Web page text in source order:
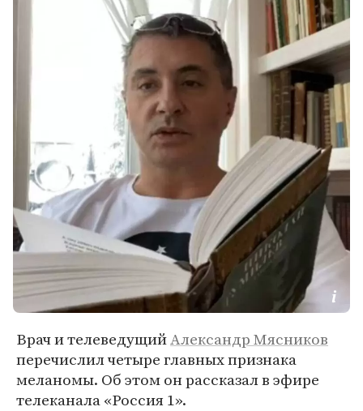
Врач и телеведущийАлександр Мясников
перечислил четыре главных признака
меланомы. Об этом он рассказал в эфире
телеканала «Россия 1».